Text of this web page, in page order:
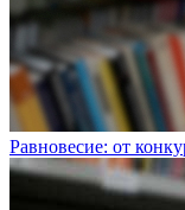
Равновесие: от